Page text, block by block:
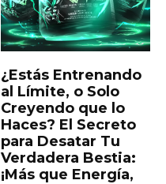
​¿Estás Entrenando
al Límite, o Solo
Creyendo que lo
Haces? El Secreto
para Desatar Tu
Verdadera Bestia:
¡Más que Energía,